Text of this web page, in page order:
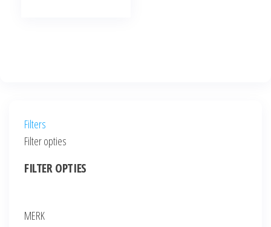
Filters
Filter opties
FILTER OPTIES
MERK